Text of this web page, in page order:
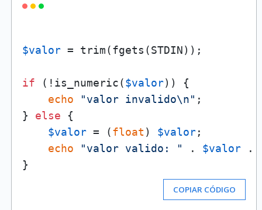
$valor = trim(fgets(STDIN));
if (!is_numeric($valor)) {
echo
"valor invalido\n" ;
} else {
$valor = (float ) $valor;
echo
"valor valido: " . $valor .
COPIAR CÓDIGO